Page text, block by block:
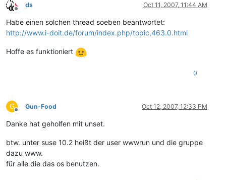
Offline
ds Oct 11, 2007, 11:44 AM
Habe einen solchen thread soeben beantwortet:
http://www.i-doit.de/forum/index.php/topic,463.0.html
Hoffe es funktioniert
0
G
Offline
Gun-Food Oct 12, 2007, 12:33 PM
Danke hat geholfen mit unset.
btw. unter suse 10.2 heißt der user wwwrun und die gruppe
dazu www.
für alle die das os benutzen.